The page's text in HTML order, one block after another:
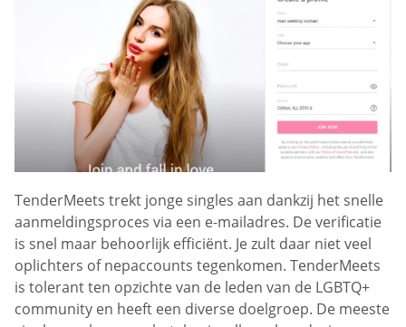
TenderMeets trekt jonge singles aan dankzij het snelle
aanmeldingsproces via een e-mailadres. De verificatie
is snel maar behoorlijk efficiënt. Je zult daar niet veel
oplichters of nepaccounts tegenkomen. TenderMeets
is tolerant ten opzichte van de leden van de LGBTQ+
community en heeft een diverse doelgroep. De meeste